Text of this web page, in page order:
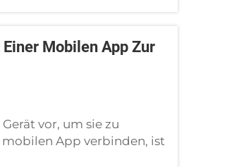
Mobilen App Zur
vor, um sie zu
App verbinden, ist
gelernt, als ich bei der